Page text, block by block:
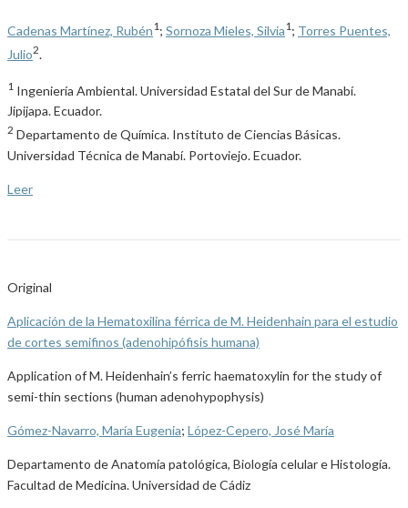
Cadenas Martínez, Rubén1 ; Sornoza Mieles, Silvia1 ; Torres Puentes,
Julio2.
1 Ingeniería Ambiental. Universidad Estatal del Sur de Manabí.
Jipijapa. Ecuador.
2 Departamento de Química. Instituto de Ciencias Básicas.
Universidad Técnica de Manabí. Portoviejo. Ecuador.
Leer
Original
Aplicación de la Hematoxilina férrica de M. Heidenhain para el estudio
de cortes semifinos (adenohipófisis humana)
Application of M. Heidenhain’s ferric haematoxylin for the study of
semi-thin sections (human adenohypophysis)
Gómez-Navarro, María Eugenia; López-Cepero, José María
Departamento de Anatomía patológica, Biología celular e Histología.
Facultad de Medicina. Universidad de Cádiz